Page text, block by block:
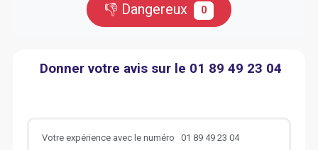
👎 Dangereux 0
Donner votre avis sur le 01 89 49 23 04